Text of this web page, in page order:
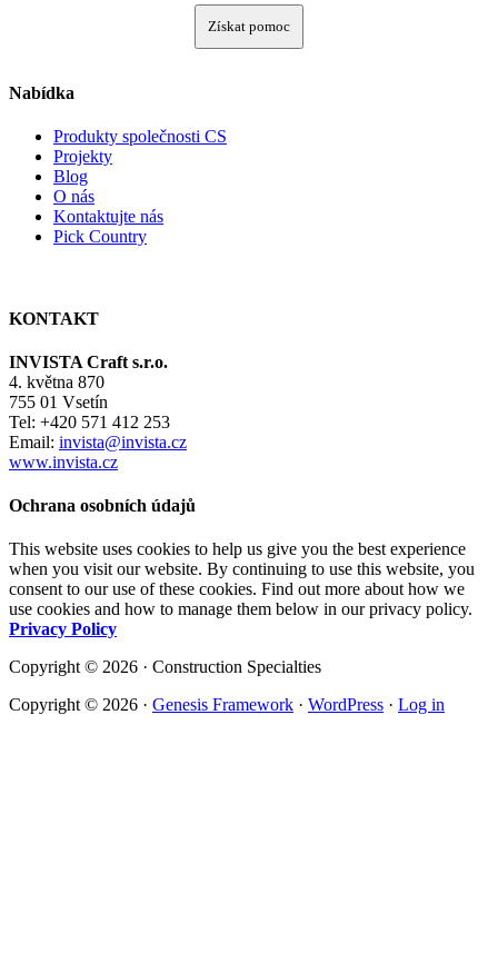
Získat pomoc
Nabídka
Produkty společnosti CS
Projekty
Blog
O nás
Kontaktujte nás
Pick Country
KONTAKT
INVISTA Craft s.r.o.
4. května 870
755 01 Vsetín
Tel: +420 571 412 253
Email: invista@invista.cz
www.invista.cz
Ochrana osobních údajů
This website uses cookies to help us give you the best experience
when you visit our website. By continuing to use this website, you
consent to our use of these cookies. Find out more about how we
use cookies and how to manage them below in our privacy policy.
Privacy Policy
Copyright © 2026 · Construction Specialties
Copyright © 2026 · Genesis Framework · WordPress · Log in